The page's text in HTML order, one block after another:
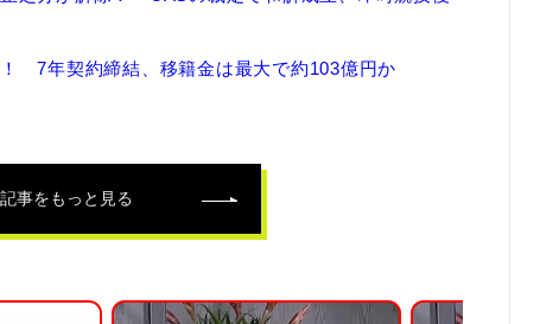
7年契約締結、移籍金は最大で約103億円か
事をもっと見る